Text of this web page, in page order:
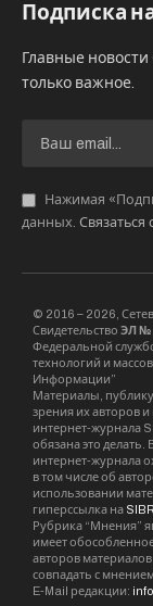
Подписка
Главные
только важное.
Нажимая
данных. Связаться
© 2016 – 2026,
Свидетельство ЭЛ №
Федеральной
технологий и
Информации”
Материалы,
зрения их авторов
интернет-журнала
обязана это
интернет-журнала
в том числе об
использовании
гиперссылка на
Рубрика “Мнения”
имеет
авторов
совпадать с
E-Mail редакции: